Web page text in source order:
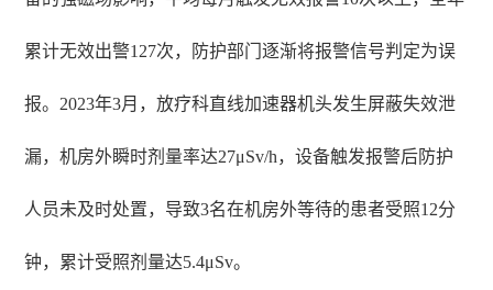
累计无效出警127次，防护部门逐渐将报警信号判定为误
报。2023年3月，放疗科直线加速器机头发生屏蔽失效泄
漏，机房外瞬时剂量率达27μSv/h，设备触发报警后防护
人员未及时处置，导致3名在机房外等待的患者受照12分
钟，累计受照剂量达5.4μSv。